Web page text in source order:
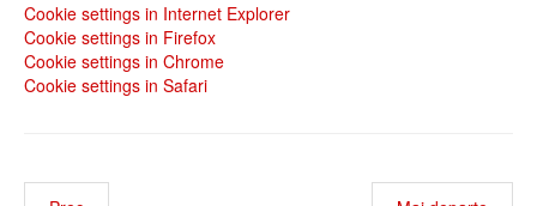
Cookie settings in Internet Explorer
Cookie settings in Firefox
Cookie settings in Chrome
Cookie settings in Safari